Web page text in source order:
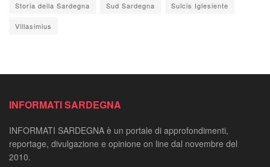
Storia della Sardegna Sud Sardegna Sulcis Iglesiente
Villasimius
INFORMATI SARDEGNA
INFORMATI SARDEGNA è un portale di approfondimenti,
reportage, divulgazione e opinione on line dal novembre del
2010.